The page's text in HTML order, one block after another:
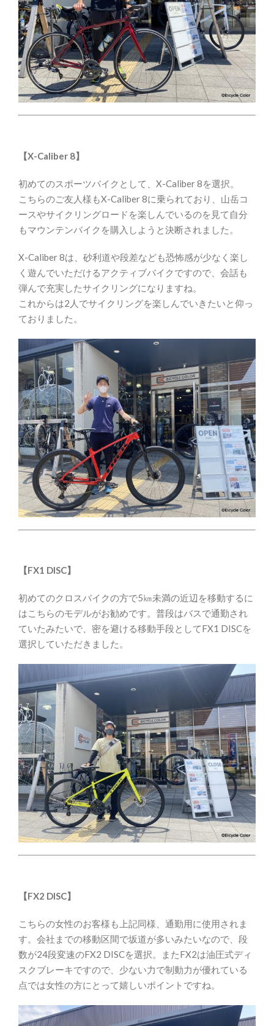
【X-Caliber 8】
初めてのスポーツバイクとして、X-Caliber 8を選択。
こちらのご友人様もX-Caliber 8に乗られており、山岳コ
ースやサイクリングロードを楽しんでいるのを見て自分
もマウンテンバイクを購入しようと決断されました。
X-Caliber 8は、砂利道や段差なども恐怖感が少なく楽し
く遊んでいただけるアクティブバイクですので、会話も
弾んで充実したサイクリングになりますね。
これからは2人でサイクリングを楽しんでいきたいと仰っ
ておりました。
【FX1 DISC】
初めてのクロスバイクの方で5㎞未満の近辺を移動するに
はこちらのモデルがお勧めです。普段はバスで通勤され
ていたみたいで、密を避ける移動手段としてFX1 DISCを
選択していただきました。
【FX2 DISC】
こちらの女性のお客様も上記同様、通勤用に使用されま
す。会社までの移動区間で坂道が多いみたいなので、段
数が24段変速のFX2 DISCを選択。またFX2は油圧式ディ
スクブレーキですので、少ない力で制動力が優れている
点では女性の方にとって嬉しいポイントですね。